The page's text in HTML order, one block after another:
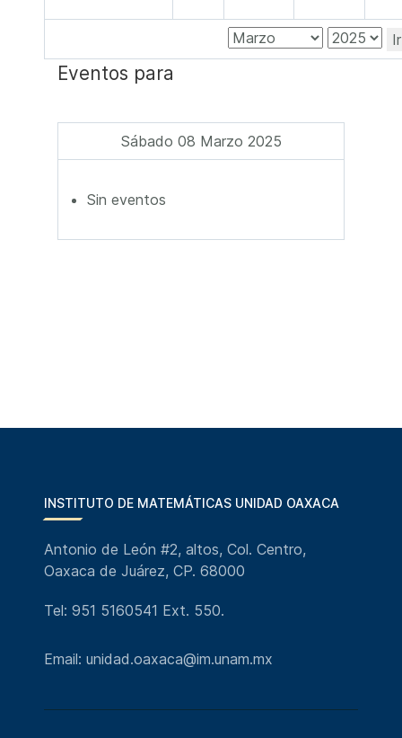
Eventos para
Sábado 08 Marzo 2025
Sin eventos
INSTITUTO DE MATEMÁTICAS UNIDAD OAXACA
Antonio de León #2, altos, Col. Centro,
Oaxaca de Juárez, CP. 68000
Tel: 951 5160541 Ext. 550.
Email: unidad.oaxaca@im.unam.mx